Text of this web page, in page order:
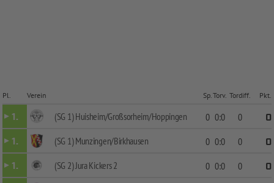
Pl. Verein Sp.Torv. Tordiff. Pkt.
1. (SG 1) Huisheim/Großsorheim/Hoppingen 0 0:0 0
0
1.
(SG 1) Munzingen/Birkhausen 0 0:0 0
0
1.
(SG 2) Jura Kickers 2 0 0:0 0
0